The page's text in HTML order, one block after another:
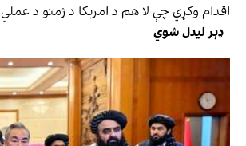
اقدام وکړي چې لا هم د امریکا د ژمنو د
ډېر لیدل شوي